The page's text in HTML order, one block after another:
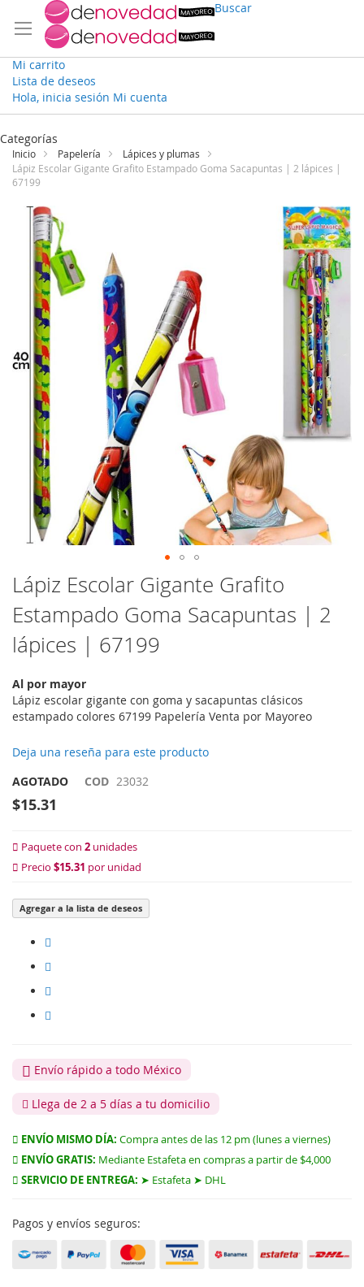
Buscar
Mi carrito
Lista de deseos
Hola, inicia sesión Mi cuenta
Ir
contenido
Categorías
Inicio Papelería
Lápices y plumas
Lápiz Escolar Gigante Grafito Estampado Goma Sacapuntas | 2 lápices |
67199
Saltar
final
galería
imágenes
Saltar
al
comienzo
de
la
galería
imágenes
Lápiz Escolar Gigante Grafito
Estampado Goma Sacapuntas | 2
lápices | 67199
Al por mayor
Lápiz escolar gigante con goma y sacapuntas clásicos
estampado colores 67199 Papelería Venta por Mayoreo
Deja una reseña para este producto
AGOTADO
COD 23032
$15.31
Paquete con 2 unidades
Precio $15.31 por unidad
Agregar a la lista de deseos
Envío rápido a todo México
Llega de 2 a 5 días a tu domicilio
ENVÍO MISMO DÍA: Compra antes de las 12 pm (lunes a viernes)
ENVÍO GRATIS: Mediante Estafeta en compras a partir de $4,000
SERVICIO DE ENTREGA: ➤ Estafeta ➤ DHL
Pagos y envíos seguros: